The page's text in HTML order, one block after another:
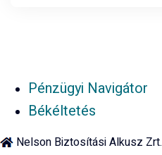
Pénzügyi Navigátor
Békéltetés
Nelson Biztosítási Alkusz Zrt.